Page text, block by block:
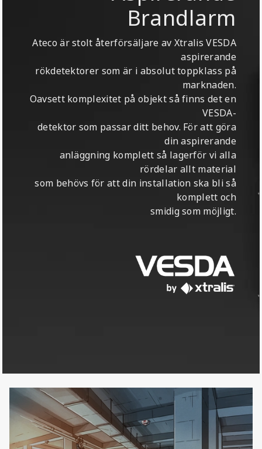
Brandlarm
Ateco är stolt återförsäljare av Xtralis VESDA
aspirerande
rökdetektorer som är i absolut toppklass på
marknaden.
Oavsett komplexitet på objekt så finns det en
VESDA-
detektor som passar ditt behov. För att göra
din aspirerande
anläggning komplett så lagerför vi alla
rördelar allt material
som behövs för att din installation ska bli så
komplett och
smidig som möjligt.